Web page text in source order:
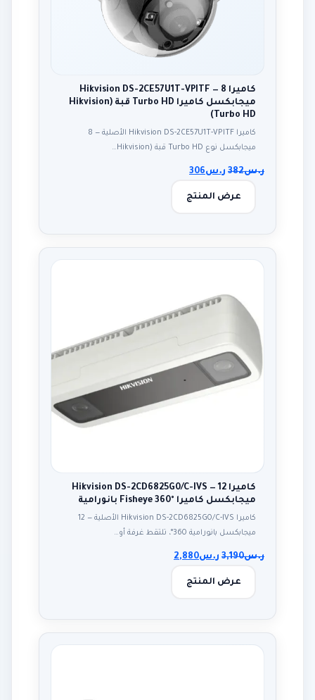
كاميرا Hikvision DS-2CE57U1T-VPITF — 8
ميجابكسل كاميرا Turbo HD قبة (Hikvision
Turbo HD)
كاميرا Hikvision DS-2CE57U1T-VPITF الأصلية — 8
ميجابكسل نوع Turbo HD قبة (Hikvision…
ر.س382 ر.س306
عرض المنتج
كاميرا Hikvision DS-2CD6825G0/C-IVS — 12
ميجابكسل كاميرا Fisheye 360° بانورامية
كاميرا Hikvision DS-2CD6825G0/C-IVS الأصلية — 12
ميجابكسل بانورامية 360°، تلتقط غرفة أو…
ر.س3,190 ر.س2,880
عرض المنتج